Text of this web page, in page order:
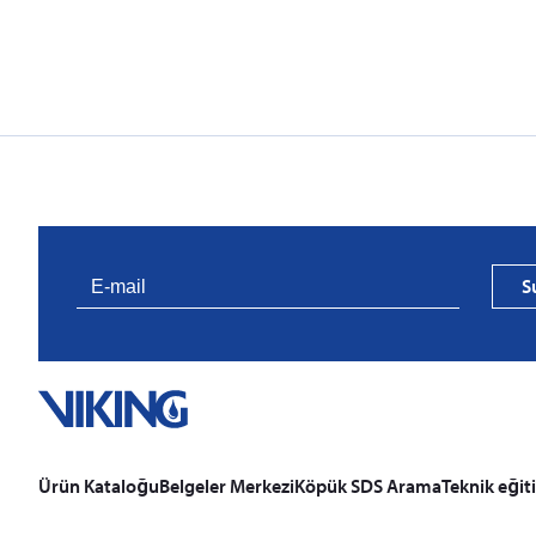
Ürün KataloğuBelgeler MerkeziKöpük SDS AramaTeknik